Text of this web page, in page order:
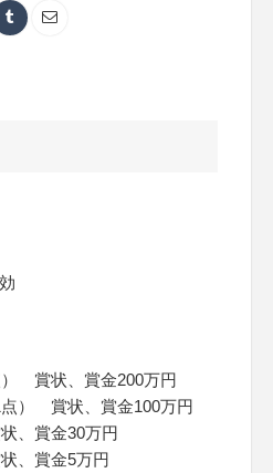
賞状、賞金200万円
） 賞状、賞金100万円
、賞金30万円
、賞金5万円